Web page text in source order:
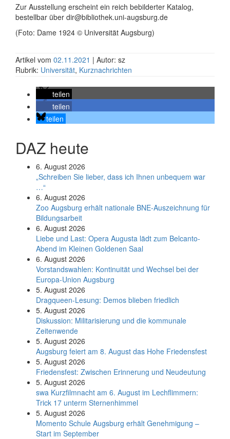
Zur Ausstellung erscheint ein reich bebilderter Katalog,
bestellbar über dir@bibliothek.uni-augsburg.de
(Foto: Dame 1924 © Universität Augsburg)
Artikel vom 02.11.2021 | Autor: sz
Rubrik: Universität, Kurznachrichten
teilen
teilen
teilen
DAZ heute
6. August 2026
„Schreiben Sie lieber, dass ich Ihnen unbequem war
…“
6. August 2026
Zoo Augsburg erhält nationale BNE-Auszeichnung für
Bildungsarbeit
6. August 2026
Liebe und Last: Opera Augusta lädt zum Belcanto-
Abend im Kleinen Goldenen Saal
6. August 2026
Vorstandswahlen: Kontinuität und Wechsel bei der
Europa-Union Augsburg
5. August 2026
Dragqueen-Lesung: Demos blieben friedlich
5. August 2026
Diskussion: Mi­li­ta­ri­sie­rung und die kommunale
Zeitenwende
5. August 2026
Augsburg feiert am 8. August das Hohe Friedensfest
5. August 2026
Friedensfest: Zwischen Erinnerung und Neudeutung
5. August 2026
swa Kurz­film­nacht am 6. August im Lech­flim­mern:
Trick 17 unterm Sternen­himmel
5. August 2026
Momento Schule Augsburg erhält Genehmigung –
Start im September